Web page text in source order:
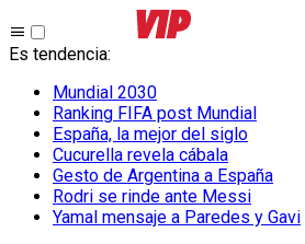
Es tendencia:
Mundial 2030
Ranking FIFA post Mundial
España, la mejor del siglo
Cucurella revela cábala
Gesto de Argentina a España
Rodri se rinde ante Messi
Yamal mensaje a Paredes y Gavi